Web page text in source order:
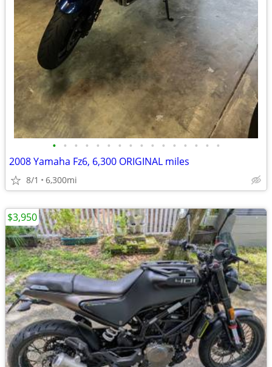
• • • • • • • • • • • • • • • •
2008 Yamaha Fz6, 6,300 ORIGINAL miles
8/1 6,300mi
$3,950